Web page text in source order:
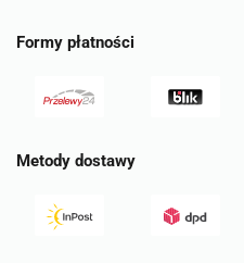
Formy płatności
Metody dostawy